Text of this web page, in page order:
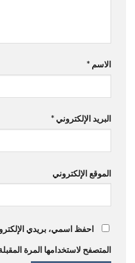
الاسم *
البريد الإلكتروني *
الموقع الإلكتروني
احفظ اسمي، بريدي
المتصفح لاستخدامها المرة